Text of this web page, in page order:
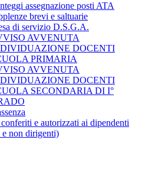
assegnazione posti ATA
brevi e saltuarie
di servizio D.S.G.A.
AVVENUTA
DOCENTI
PRIMARIA
AVVENUTA
DOCENTI
SECONDARIA DI I°
e autorizzati ai dipendenti
non dirigenti)